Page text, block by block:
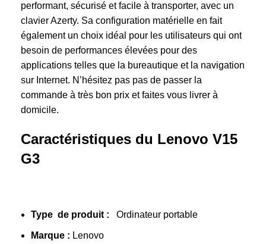
performant, sécurisé et facile à transporter, avec un
clavier Azerty. Sa configuration matérielle en fait
également un choix idéal pour les utilisateurs qui ont
besoin de performances élevées pour des
applications telles que la bureautique et la navigation
sur Internet. N’hésitez pas pas de passer la
commande à très bon prix et faites vous livrer à
domicile.
Caractéristiques du Lenovo V15
G3
Type de produit : Ordinateur portable
Marque : Lenovo